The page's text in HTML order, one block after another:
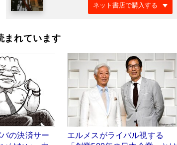
ネット書店で購入する
まれています
バの決済サー
エルメスがライバル視する